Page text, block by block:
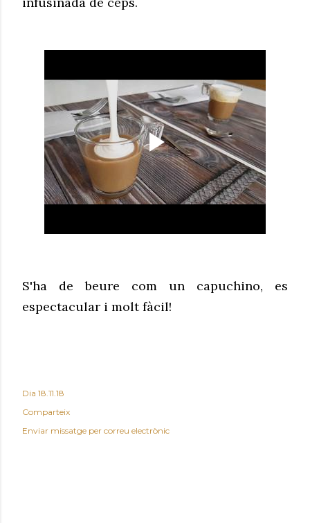
S'ha de beure com un capuchino, es
espectacular i molt fàcil!
Dia 18.11.18
Comparteix
Enviar missatge per correu electrònic